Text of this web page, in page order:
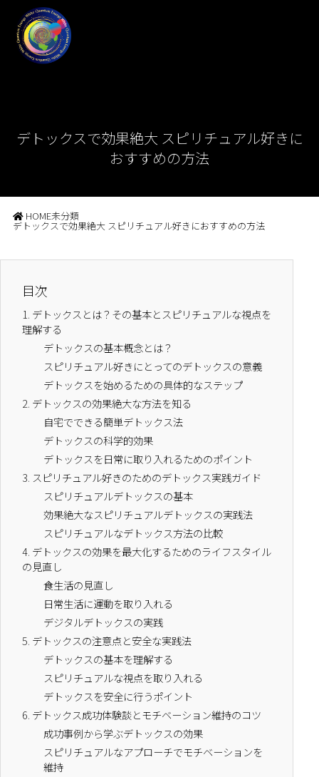
デトックスで効果絶大 スピリチュアル好きに
おすすめの方法
HOME未分類
デトックスで効果絶大 スピリチュアル好きにおすすめの方法
目次
1. デトックスとは？その基本とスピリチュアルな視点を
理解する
デトックスの基本概念とは？
スピリチュアル好きにとってのデトックスの意義
デトックスを始めるための具体的なステップ
2. デトックスの効果絶大な方法を知る
自宅でできる簡単デトックス法
デトックスの科学的効果
デトックスを日常に取り入れるためのポイント
3. スピリチュアル好きのためのデトックス実践ガイド
スピリチュアルデトックスの基本
効果絶大なスピリチュアルデトックスの実践法
スピリチュアルなデトックス方法の比較
4. デトックスの効果を最大化するためのライフスタイル
の見直し
食生活の見直し
日常生活に運動を取り入れる
デジタルデトックスの実践
5. デトックスの注意点と安全な実践法
デトックスの基本を理解する
スピリチュアルな視点を取り入れる
デトックスを安全に行うポイント
6. デトックス成功体験談とモチベーション維持のコツ
成功事例から学ぶデトックスの効果
スピリチュアルなアプローチでモチベーションを
維持